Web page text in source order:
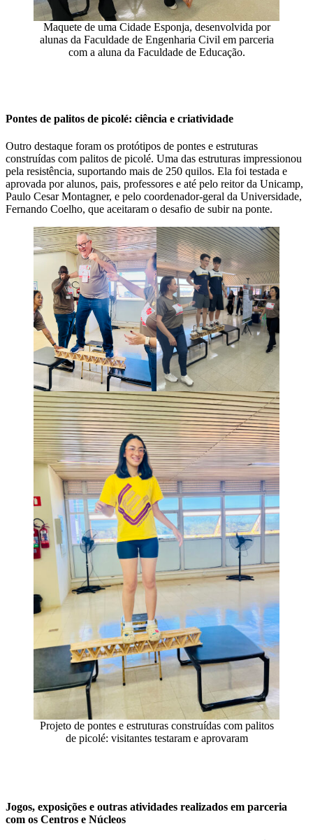
Maquete de uma Cidade Esponja, desenvolvida por
alunas da Faculdade de Engenharia Civil em parceria
com a aluna da Faculdade de Educação.
Pontes de palitos de picolé: ciência e criatividade
Outro destaque foram os protótipos de pontes e estruturas
construídas com palitos de picolé. Uma das estruturas impressionou
pela resistência, suportando mais de 250 quilos. Ela foi testada e
aprovada por alunos, pais, professores e até pelo reitor da Unicamp,
Paulo Cesar Montagner, e pelo coordenador-geral da Universidade,
Fernando Coelho, que aceitaram o desafio de subir na ponte.
Projeto de pontes e estruturas construídas com palitos
de picolé: visitantes testaram e aprovaram
Jogos, exposições e outras atividades realizados em parceria
com os Centros e Núcleos